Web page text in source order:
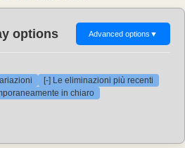
options Advanced options ▼
[-] Le eliminazioni più recenti
in chiaro